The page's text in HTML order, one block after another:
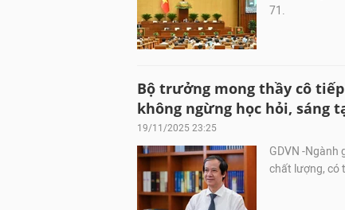
71.
Bộ trưởng mong thầy cô
không ngừng học hỏi, sáng
19/11/2025 23:25
GDVN -Ngành
chất lượng, có